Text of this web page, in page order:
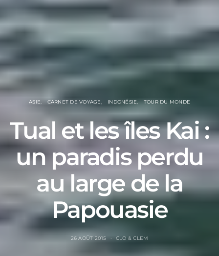
ASIE CARNET DE VOYAGE INDONÉSIE TOUR DU MONDE
Tual et les îles Kai :
un paradis perdu
au large de la
Papouasie
26 AOÛT 2015 CLO & CLEM